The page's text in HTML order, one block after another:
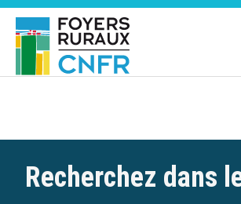
Recherchez dans